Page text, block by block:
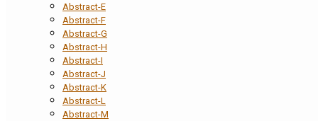
Abstract-E
Abstract-F
Abstract-G
Abstract-H
Abstract-I
Abstract-J
Abstract-K
Abstract-L
Abstract-M